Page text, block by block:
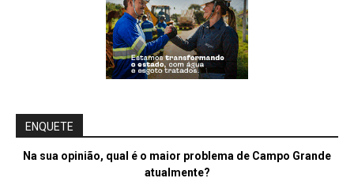
ENQUETE
Na sua opinião, qual é o maior problema de Campo Grande
atualmente?